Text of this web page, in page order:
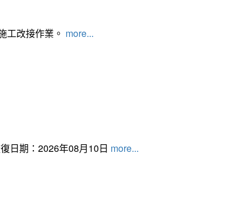
工改接作業。 more...
日期：2026年08月10日 more...